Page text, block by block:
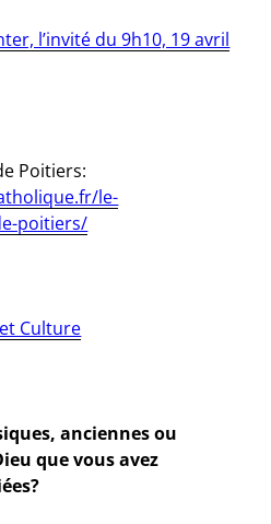
l’invité du 9h10, 19 avril
Poitiers:
le-
poitiers/
Culture
anciennes ou
que vous avez